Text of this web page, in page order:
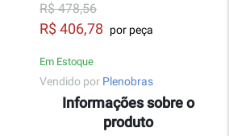
R$ 478,56
R$ 406,78 por peça
Em Estoque
Vendido por Plenobras
Informações sobre o
produto